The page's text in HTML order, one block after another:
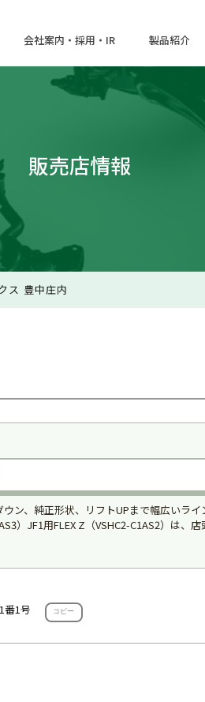
会社案内・採用・IR 製品紹介
販売店情報
ス 豊中庄内
ン、純正形状、リフトUPまで幅広いラ
）JF1用FLEX Z（VSHC2-C1AS2）は、
番1号 コピー